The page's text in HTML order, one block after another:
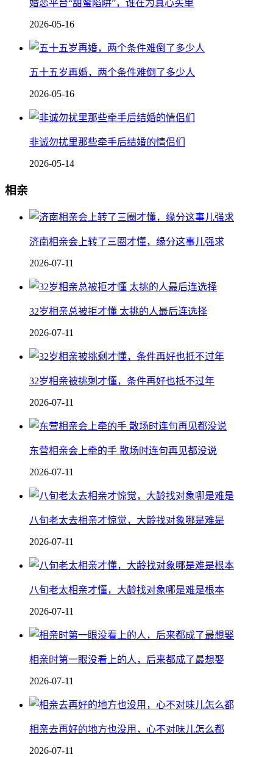
婚恋平台“甜蜜陷阱”，谁在为真心买单
2026-05-16
五十五岁再婚，两个条件难倒了多少人
2026-05-16
非诚勿扰里那些牵手后结婚的情侣们
2026-05-14
相亲
济南相亲会上转了三圈才懂，缘分这事儿强求
2026-07-11
32岁相亲总被拒才懂 太挑的人最后连选择
2026-07-11
32岁相亲被挑剩才懂，条件再好也抵不过年
2026-07-11
东营相亲会上牵的手 散场时连句再见都没说
2026-07-11
八旬老太去相亲才惊觉，大龄找对象哪是难是
2026-07-11
八旬老太相亲才懂，大龄找对象哪是难是根本
2026-07-11
相亲时第一眼没看上的人，后来都成了最想娶
2026-07-11
相亲去再好的地方也没用，心不对味儿怎么都
2026-07-11